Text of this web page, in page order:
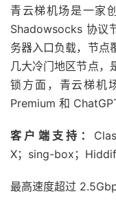
青云梯机场是一家
Shadowsocks 协议
务器入口负载，节点
几大冷门地区节点，
锁方面，青云梯机
Premium 和
客户端支持：
X；sing-box；
最高速度超过